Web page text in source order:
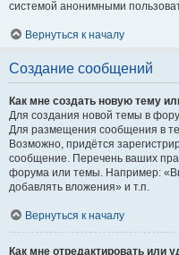
системой анонимными
Вернуться к началу
Создание сообщений
Как мне создать новую тему
Для создания новой темы в
Для размещения сообщения в
Возможно, придётся
сообщение. Перечень ваших
форума или темы. Например:
добавлять вложения» и т.п.
Вернуться к началу
Как мне отредактировать или